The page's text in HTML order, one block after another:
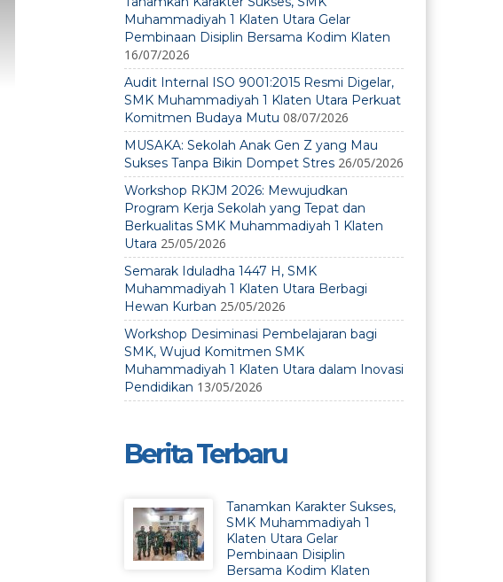
Muhammadiyah 1 Klaten Utara Gelar
Pembinaan Disiplin Bersama Kodim Klaten
16/07/2026
Audit Internal ISO 9001:2015 Resmi Digelar,
SMK Muhammadiyah 1 Klaten Utara Perkuat
Komitmen Budaya Mutu 08/07/2026
MUSAKA: Sekolah Anak Gen Z yang Mau
Sukses Tanpa Bikin Dompet Stres 26/05/2026
Workshop RKJM 2026: Mewujudkan
Program Kerja Sekolah yang Tepat dan
Berkualitas SMK Muhammadiyah 1 Klaten
Utara 25/05/2026
Semarak Iduladha 1447 H, SMK
Muhammadiyah 1 Klaten Utara Berbagi
Hewan Kurban 25/05/2026
Workshop Desiminasi Pembelajaran bagi
SMK, Wujud Komitmen SMK
Muhammadiyah 1 Klaten Utara dalam Inovasi
Pendidikan 13/05/2026
Berita Terbaru
Tanamkan Karakter Sukses,
SMK Muhammadiyah 1
Klaten Utara Gelar
Pembinaan Disiplin
Bersama Kodim Klaten